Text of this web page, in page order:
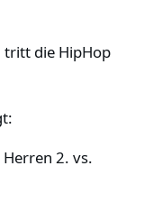
tritt die HipHop
2. vs.